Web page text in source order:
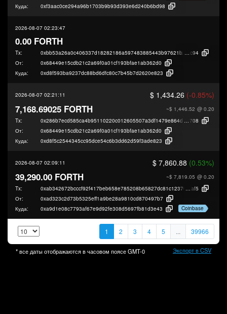
Куда:
0xf3aac0ce294a96b1703b9b93d393e6d240b6bd98
2026-08-07 02:23:47
0.00 FORTH
Tx: 0xbb53a26a0c406337d18282186a597483885443b97621b21291355f5fdc942
c94
От:
0x68449e15cdb21c2a69f0a01cf193bfae1ab362d0
Куда:
0xd8f593ba9237dc88bd6dfc80c7b45b7d2620e823
2026-08-07 02:21:11 $ 1,434.26 (-0.85%)
~$ 1,446.52 @ 0.20
7,168.69025 FORTH
Tx: 0x286b7ecd585ca4b95110220c012605507a3df1479e864d9ea595785f5839d
708
От:
0x68449e15cdb21c2a69f0a01cf193bfae1ab362d0
Куда:
0xd8f5c2544345cc95dce54c6b3dd62d59f3ade823
2026-08-07 02:09:11 $ 7,860.88 (0.53%)
~$ 7,819.05 @ 0.20
39,290.00 FORTH
Tx: 0xab342672bcccf92f417beb658e785208b65827dc81c123767b9036fb7c950
af5
От:
0xad323c2d73b5325eff1a9be28a9810cd870497b7
Куда:
0xa9d1e08c7793af67e9d92fe308d5697fb81d3e43 Coinbase
1 2 3 4 5 ... 39966
* все даты отображаются в часовом поясеGMT-0 Экспорт в CSV